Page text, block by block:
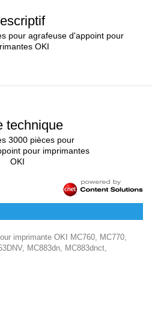
pour agrafeuse d'appoint pour
OKI
technique
3000 pièces pour
pour imprimantes
OKI
imprimante OKI MC760, MC770,
MC883dn, MC883dnct,